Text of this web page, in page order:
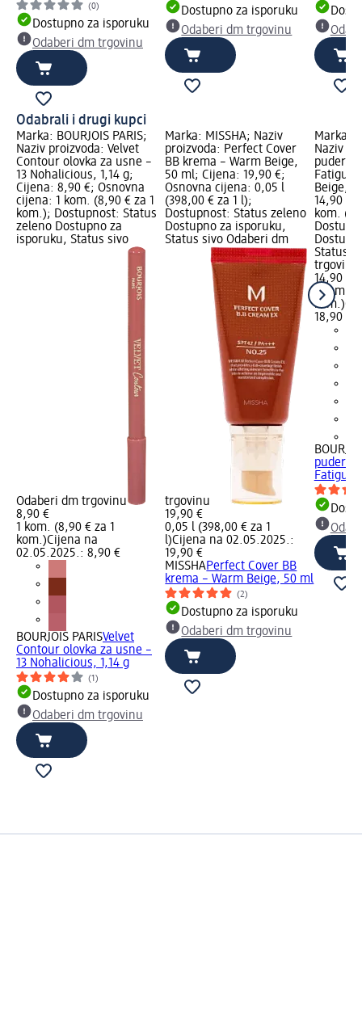
(0)
Dostupno za isporuku
Odaberi dm trgovinu
Dostupno za isporuku
Odaberi dm trgovinu
Odabrali i drugi kupci
Marka: BOURJOIS PARIS;
Naziv proizvoda: Velvet
Contour olovka za usne –
13 Nohalicious, 1,14 g;
Cijena: 8,90 €; Osnovna
cijena: 1 kom. (8,90 € za 1
kom.); Dostupnost: Status
zeleno Dostupno za
isporuku, Status sivo
Odaberi dm trgovinu
8,90 €
1 kom. (8,90 € za 1
kom.)Cijena na
02.05.2025.: 8,90 €
BOURJOIS PARISVelvet
Contour olovka za usne –
13 Nohalicious, 1,14 g
(1)
Dostupno za isporuku
Odaberi dm trgovinu
Marka: MISSHA; Naziv
proizvoda: Perfect Cover
BB krema – Warm Beige,
50 ml; Cijena: 19,90 €;
Osnovna cijena: 0,05 l
(398,00 € za 1 l);
Dostupnost: Status zeleno
Dostupno za isporuku,
Status sivo Odaberi dm
trgovinu
19,90 €
0,05 l (398,00 € za 1
l)Cijena na 02.05.2025.:
19,90 €
MISSHAPerfect Cover BB
krema – Warm Beige, 50 ml
(2)
Dostupno za isporuku
Odaberi dm trgovinu
Marka:
Naziv
puder
Fatigue
Beige,
14,90 €;
kom.
Status
trgovinu
14,90 €
1 kom.
kom.)
18,90 €
puder
Fatigue